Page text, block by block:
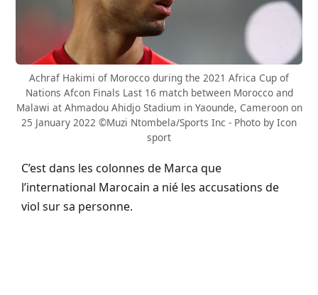
Achraf Hakimi of Morocco during the 2021 Africa Cup of
Nations Afcon Finals Last 16 match between Morocco and
Malawi at Ahmadou Ahidjo Stadium in Yaounde, Cameroon on
25 January 2022 ©Muzi Ntombela/Sports Inc - Photo by Icon
sport
C’est dans les colonnes de Marca que
l’international Marocain a nié les accusations de
viol sur sa personne.